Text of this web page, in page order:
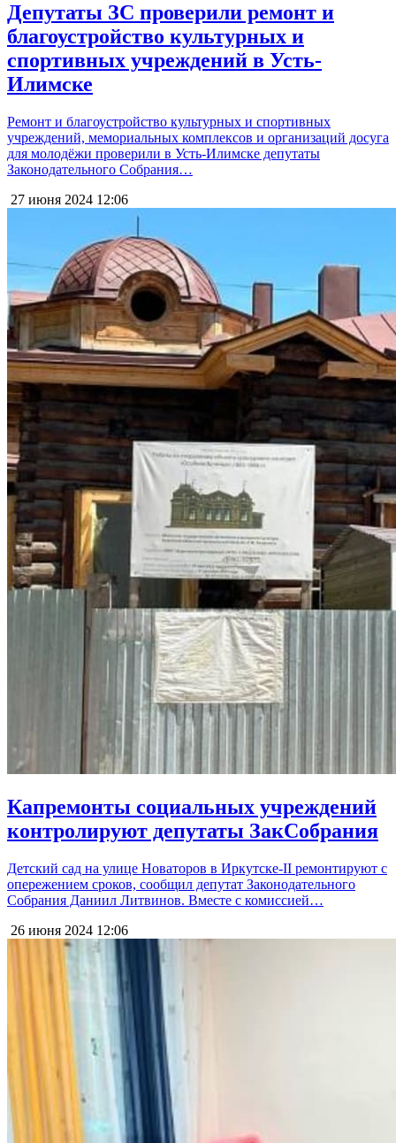
Депутаты ЗС проверили ремонт и
благоустройство культурных и
спортивных учреждений в Усть-
Илимске
Ремонт и благоустройство культурных и спортивных
учреждений, мемориальных комплексов и организаций досуга
для молодёжи проверили в Усть-Илимске депутаты
Законодательного Собрания…
27 июня 2024 12:06
Капремонты социальных учреждений
контролируют депутаты ЗакСобрания
Детский сад на улице Новаторов в Иркутске-II ремонтируют с
опережением сроков, сообщил депутат Законодательного
Собрания Даниил Литвинов. Вместе с комиссией…
26 июня 2024 12:06